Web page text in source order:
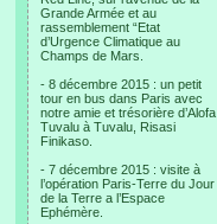
Grande Armée et au
rassemblement “Etat
d’Urgence Climatique au
Champs de Mars.
- 8 décembre 2015 : un petit
tour en bus dans Paris avec
notre amie et trésorière d’Alofa
Tuvalu à Tuvalu, Risasi
Finikaso.
- 7 décembre 2015 : visite à
l’opération Paris-Terre du Jour
de la Terre a l’Espace
Ephémère.